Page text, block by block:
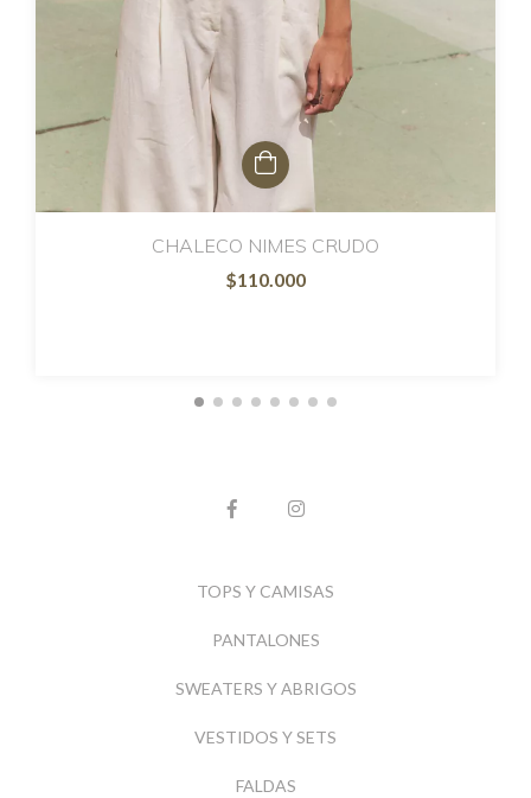
CHALECO NIMES CRUDO
$110.000
TOPS Y CAMISAS
PANTALONES
SWEATERS Y ABRIGOS
VESTIDOS Y SETS
FALDAS